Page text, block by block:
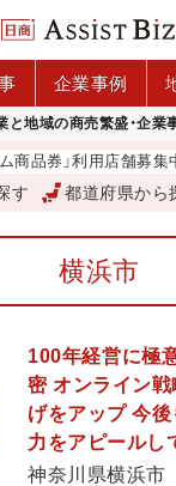
企業事例
と地域の商売繁盛・企業
品券」利用店舗募集中
す 都道府県から
横浜市
100年経営に極
密 オンライン
げをアップ 今
力をアピールし
神奈川県横浜